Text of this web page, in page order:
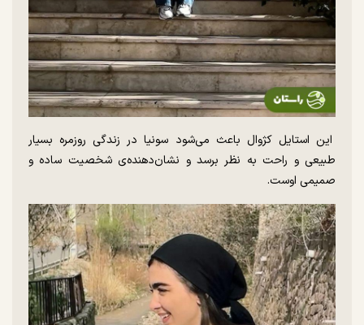
این استایل کژوال باعث می‌شود سونیا در زندگی روزمره بسیار
طبیعی و راحت به نظر برسد و نشان‌دهنده‌ی شخصیت ساده و
صمیمی اوست.